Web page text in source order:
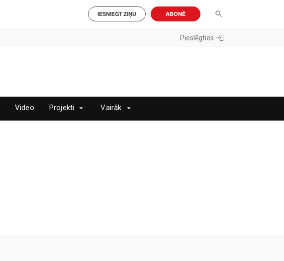
IESNIEGT ZIŅU ABONĒ
Pieslēgties
Video Projekti Vairāk